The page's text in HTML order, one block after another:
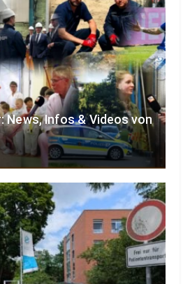
News, Infos & Videos von